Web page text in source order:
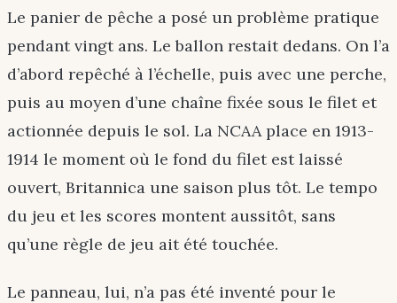
Le panier de pêche a posé un problème pratique
pendant vingt ans. Le ballon restait dedans. On l’a
d’abord repêché à l’échelle, puis avec une perche,
puis au moyen d’une chaîne fixée sous le filet et
actionnée depuis le sol. La NCAA place en 1913-
1914 le moment où le fond du filet est laissé
ouvert, Britannica une saison plus tôt. Le tempo
du jeu et les scores montent aussitôt, sans
qu’une règle de jeu ait été touchée.
Le panneau, lui, n’a pas été inventé pour le